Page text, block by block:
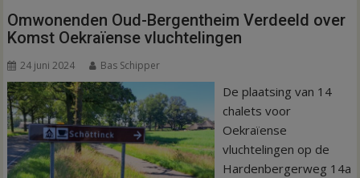
Omwonenden Oud-Bergentheim Verdeeld over
Komst Oekraïense vluchtelingen
24 juni 2024 Bas Schipper
De plaatsing van 14
chalets voor
Oekraïense
vluchtelingen op de
Hardenbergerweg 14a